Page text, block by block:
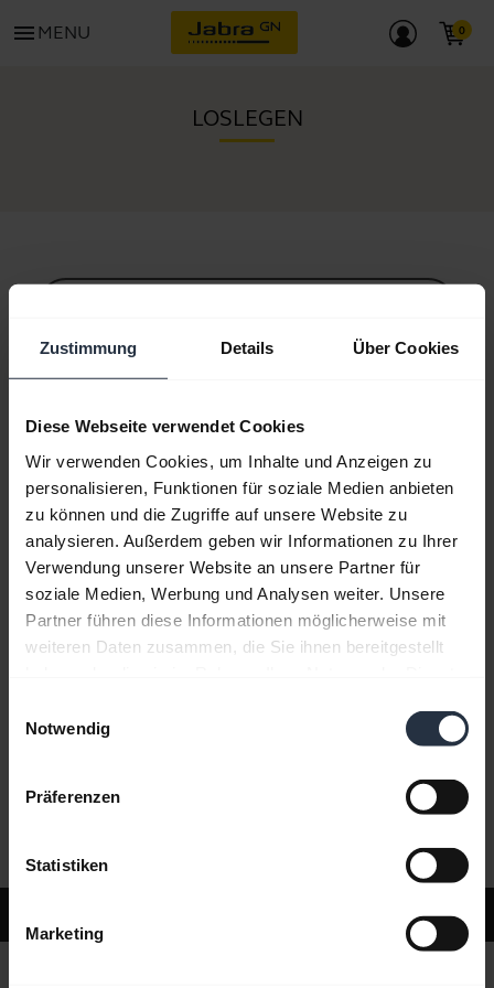
Zustimmung Details Über Cookies
Diese Webseite verwendet Cookies
Wir verwenden Cookies, um Inhalte und Anzeigen zu
personalisieren, Funktionen für soziale Medien anbieten
zu können und die Zugriffe auf unsere Website zu
analysieren. Außerdem geben wir Informationen zu Ihrer
Verwendung unserer Website an unsere Partner für
soziale Medien, Werbung und Analysen weiter. Unsere
Partner führen diese Informationen möglicherweise mit
weiteren Daten zusammen, die Sie ihnen bereitgestellt
Notwendig
Präferenzen
Statistiken
Marketing
menu MENU
LOSLEGEN
Anleitung zum Bluetooth-Pairing
Häufig gestellte Fragen (FAQ)
Produktunterlagen